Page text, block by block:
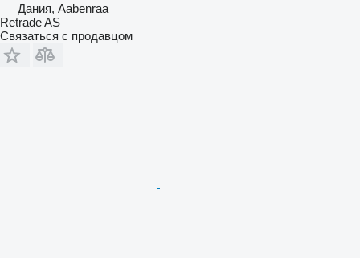
Дания, Aabenraa
Retrade AS
Связаться с продавцом